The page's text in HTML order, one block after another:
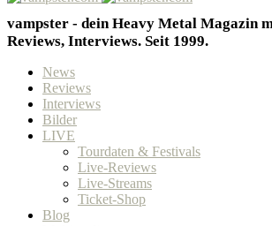
vampster - dein Heavy Metal Magazin
Reviews, Interviews. Seit 1999.
News
Reviews
Interviews
Bilder
LIVE
Tourdaten & Festivals
Live-Reviews
Live-Streams
Ticket-Shop
Blog